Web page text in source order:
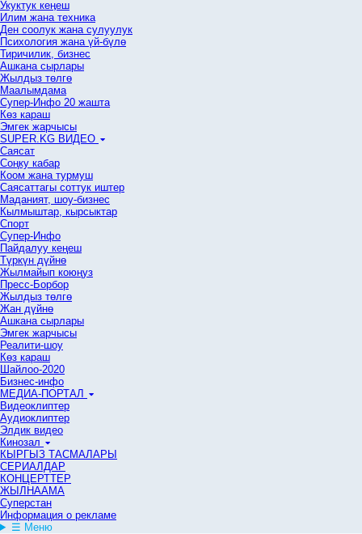
Укуктук кеӊеш
Илим жана техника
Ден соолук жана сулуулук
Психология жана үй-бүлө
Тиричилик, бизнес
Ашкана сырлары
Жылдыз төлгө
Маалымдама
Супер-Инфо 20 жашта
Көз караш
Эмгек жарчысы
SUPER.KG ВИДЕО
Саясат
Cоңку кабар
Коом жана турмуш
Саясаттагы соттук иштер
Маданият, шоу-бизнес
Кылмыштар, кырсыктар
Спорт
Супер-Инфо
Пайдалуу кеңеш
Түркүн дүйнө
Жылмайып коюңуз
Пресс-Борбор
Жылдыз төлгө
Жан дүйнө
Ашкана сырлары
Эмгек жарчысы
Реалити-шоу
Көз караш
Шайлоо-2020
Бизнес-инфо
МЕДИА-ПОРТАЛ
Видеоклиптер
Аудиоклиптер
Элдик видео
Кинозал
КЫРГЫЗ ТАСМАЛАРЫ
СЕРИАЛДАР
КОНЦЕРТТЕР
ЖЫЛНААМА
Суперстан
Информация о рекламе
☰ Меню